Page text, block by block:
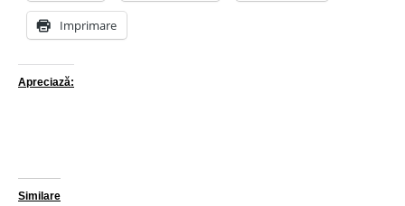
Imprimare
Apreciază:
Similare